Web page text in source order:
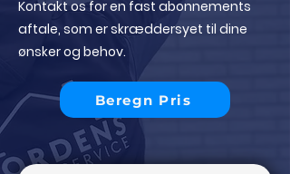
Kontakt os for en fast abonnements
aftale, som er skræddersyet til dine
ønsker og behov.
Beregn Pris